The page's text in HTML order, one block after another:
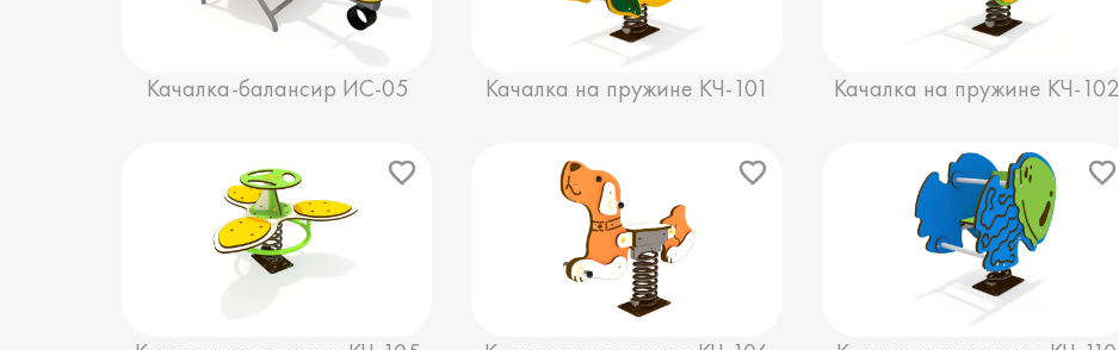
Качалка-балансир ИС-05 Качалка на пружине КЧ-101 Качалка на пружине КЧ-102